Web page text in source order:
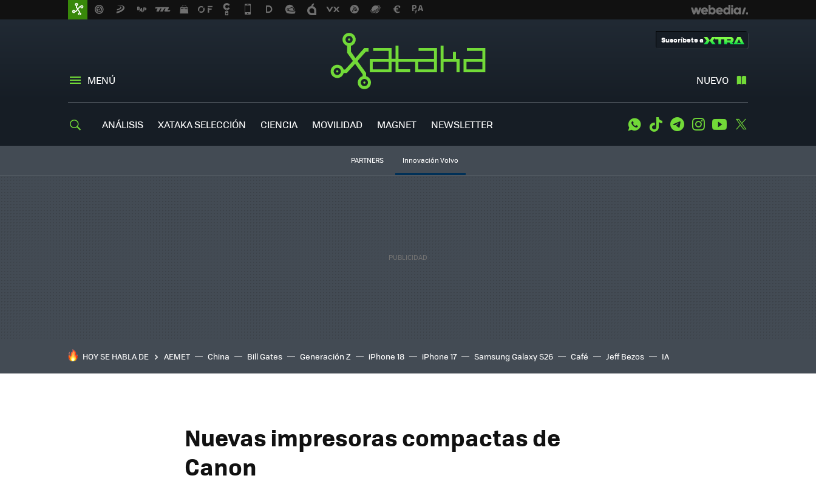
MENÚ NUEVO
Suscríbete a
ANÁLISIS XATAKA SELECCIÓN CIENCIA MOVILIDAD MAGNET NEWSLETTER WhatsApp
Tiktok TelegramInstagramYoutube
PARTNERS Innovación Volvo
HOY SE HABLA DE AEMET China Bill Gates Generación Z iPhone 18 iPhone 17 Samsung Galaxy S26 Café Jeff Bezos IA
Nuevas impresoras compactas de
Canon